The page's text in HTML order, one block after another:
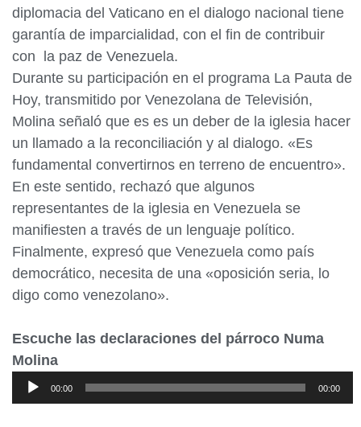
diplomacia del Vaticano en el dialogo nacional tiene
garantía de imparcialidad, con el fin de contribuir
con la paz de Venezuela.
Durante su participación en el programa La Pauta de
Hoy, transmitido por Venezolana de Televisión,
Molina señaló que es es un deber de la iglesia hacer
un llamado a la reconciliación y al dialogo. «Es
fundamental convertirnos en terreno de encuentro».
En este sentido, rechazó que algunos
representantes de la iglesia en Venezuela se
manifiesten a través de un lenguaje político.
Finalmente, expresó que Venezuela como país
democrático, necesita de una «oposición seria, lo
digo como venezolano».
Escuche las declaraciones del párroco Numa
Molina
Reproductor
de
00:00 00:00